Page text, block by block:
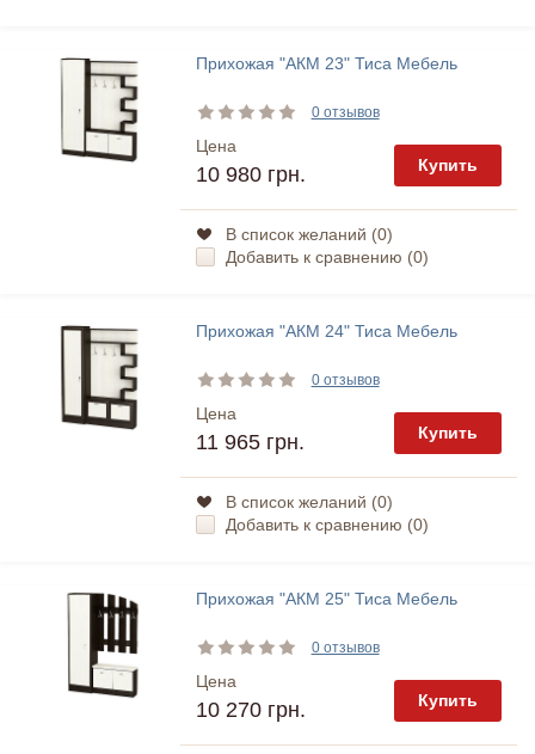
Прихожая "АКМ 23" Тиса Мебель
0 отзывов
Цена
10 980 грн. Купить
В список желаний (0)
Добавить к сравнению (0)
Прихожая "АКМ 24" Тиса Мебель
0 отзывов
Цена
11 965 грн. Купить
В список желаний (0)
Добавить к сравнению (0)
Прихожая "АКМ 25" Тиса Мебель
0 отзывов
Цена
10 270 грн. Купить